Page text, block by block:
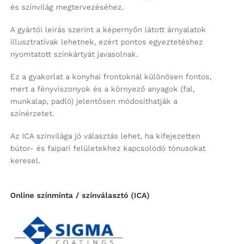
és színvilág megtervezéséhez.
A gyártói leírás szerint a képernyőn látott árnyalatok
illusztratívak lehetnek, ezért pontos egyeztetéshez
nyomtatott színkártyát javasolnak.
Ez a gyakorlat a konyhai frontoknál különösen fontos,
mert a fényviszonyok és a környező anyagok (fal,
munkalap, padló) jelentősen módosíthatják a
színérzetet.
Az ICA színvilága jó választás lehet, ha kifejezetten
bútor- és faipari felületekhez kapcsolódó tónusokat
keresel.
Online színminta / színválasztó (ICA)